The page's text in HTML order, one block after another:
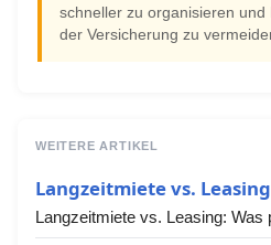
schneller zu organisieren
der Versicherung zu
WEITERE ARTIKEL
Langzeitmiete vs. Leasing
Langzeitmiete vs. Leasing: